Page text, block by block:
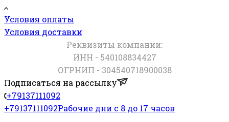
Условия оплаты
Условия доставки
Реквизиты компании:
ИНН - 540108834427
ОГРНИП - 304540718900038
Подписаться на рассылку
+79137111092
+79137111092Рабочие дни с 8 до 17 часов